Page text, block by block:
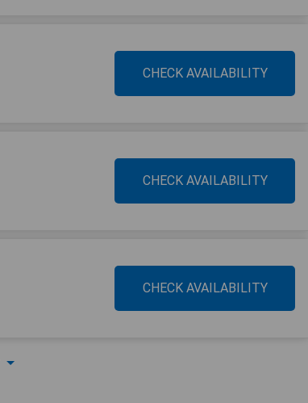
CHECK AVAILABILITY
CHECK AVAILABILITY
CHECK AVAILABILITY